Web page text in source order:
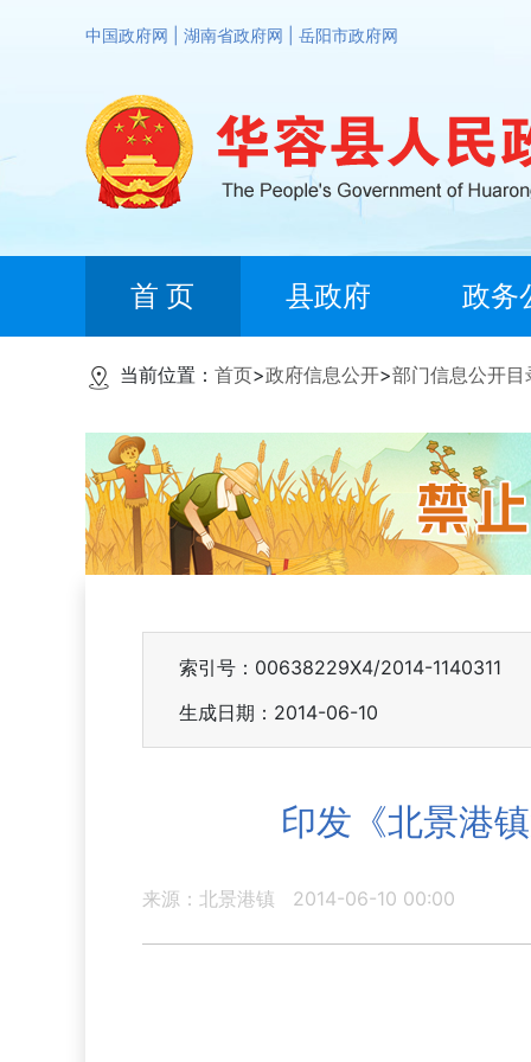
中国政府网 湖南省政府网 岳阳市政府网
首 页 县政府 政务
当前位置： 首页>政府信息公开>部门信息公开目
索引号：00638229X4/2014-1140311
生成日期：2014-06-10
印发《北景港
来源：北景港镇 2014-06-10 00:00